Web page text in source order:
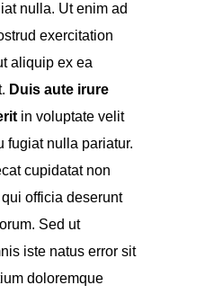
nulla. Ut enim ad
exercitation
aliquip ex ea
Duis aute irure
in voluptate velit
fugiat nulla pariatur.
cupidatat non
officia deserunt
Sed ut
iste natus error sit
doloremque